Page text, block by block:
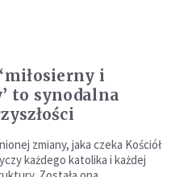
i
to synodalna
zmiany, jaka czeka Kościół
każdego katolika i każdej